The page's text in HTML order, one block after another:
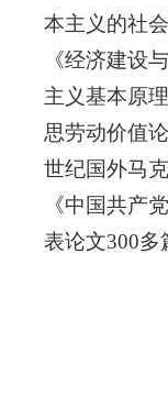
本主义的社
《经济建设
主义基本原
思劳动价值
世纪国外马
《中国共产
表论文300多